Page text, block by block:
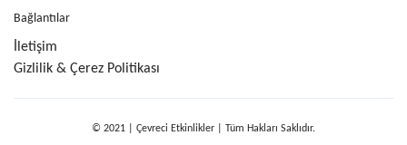
Bağlantılar
İletişim
Gizlilik & Çerez Politikası
© 2021 | Çevreci Etkinlikler | Tüm Hakları Saklıdır.